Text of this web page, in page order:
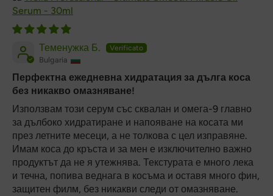
Serum - 30ml
Теменужка Б.
Bulgaria
Перфектна ежедневна хидратация за дълга коса
без никакво омазняване!
Използвам този серум със сквалан и омега-9 главно
за дълбоко хидратиране и напояване на косата ми
през летните месеци, а не толкова с цел изправяне.
Имам коса до кръста и за мен е изключително важно
продуктът да не я утежнява. Текстурата е много лека
и течна, попива веднага в косъма и оставя много фин,
защитен филм, без никакви следи от омазняване.